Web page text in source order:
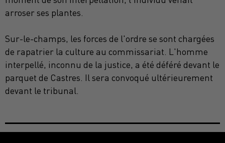
arroser ses plantes.
Sur-le-champs, les forces de l'ordre se sont chargées
de rapatrier la culture au commissariat. L'homme
interpellé, inconnu de la justice, a été déféré devant le
parquet de Castres. Il sera convoqué ultérieurement
devant le tribunal.